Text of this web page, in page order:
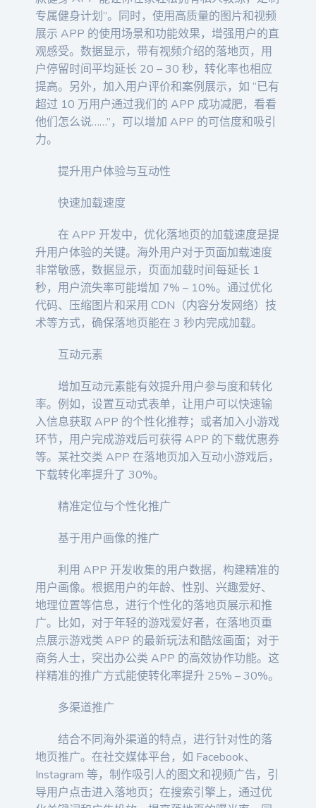
专属健身计划”。同时，使用高质量的图片和视频
展示 APP 的使用场景和功能效果，增强用户的直
观感受。数据显示，带有视频介绍的落地页，用
户停留时间平均延长 20 – 30 秒，转化率也相应
提高。另外，加入用户评价和案例展示，如 “已有
超过 10 万用户通过我们的 APP 成功减肥，看看
他们怎么说……”，可以增加 APP 的可信度和吸引
力。
提升用户体验与互动性
快速加载速度
在 APP 开发中，优化落地页的加载速度是提
升用户体验的关键。海外用户对于页面加载速度
非常敏感，数据显示，页面加载时间每延长 1
秒，用户流失率可能增加 7% – 10%。通过优化
代码、压缩图片和采用 CDN（内容分发网络）技
术等方式，确保落地页能在 3 秒内完成加载。
互动元素
增加互动元素能有效提升用户参与度和转化
率。例如，设置互动式表单，让用户可以快速输
入信息获取 APP 的个性化推荐；或者加入小游戏
环节，用户完成游戏后可获得 APP 的下载优惠券
等。某社交类 APP 在落地页加入互动小游戏后，
下载转化率提升了 30%。
精准定位与个性化推广
基于用户画像的推广
利用 APP 开发收集的用户数据，构建精准的
用户画像。根据用户的年龄、性别、兴趣爱好、
地理位置等信息，进行个性化的落地页展示和推
广。比如，对于年轻的游戏爱好者，在落地页重
点展示游戏类 APP 的最新玩法和酷炫画面；对于
商务人士，突出办公类 APP 的高效协作功能。这
样精准的推广方式能使转化率提升 25% – 30%。
多渠道推广
结合不同海外渠道的特点，进行针对性的落
地页推广。在社交媒体平台，如 Facebook、
Instagram 等，制作吸引人的图文和视频广告，引
导用户点击进入落地页；在搜索引擎上，通过优